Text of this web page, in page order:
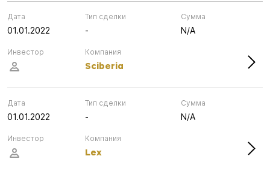
Дата
01.01.2022
Компания
Sciberia
Инвестор
Тип сделки
-
Сумма
N/A
Дата
01.01.2022
Компания
Lex
Инвестор
Тип сделки
-
Сумма
N/A